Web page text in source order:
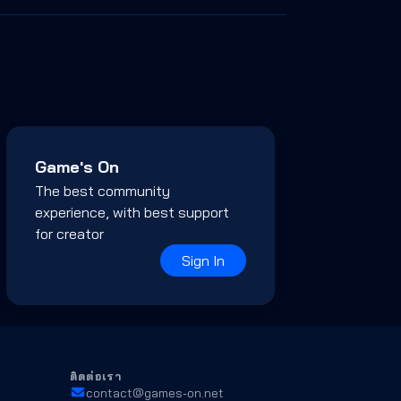
Game's On
The best community
experience, with best support
for creator
Sign In
ติดต่อเรา
contact@games-on.net